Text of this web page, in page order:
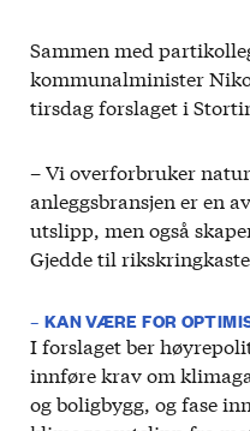
Sammen med
kommunalminister
tirsdag forslaget i
– Vi overforbruker
anleggsbransjen er en
utslipp, men også
Gjedde til
– KAN VÆRE FOR
I forslaget ber
innføre krav om
og boligbygg, og fase